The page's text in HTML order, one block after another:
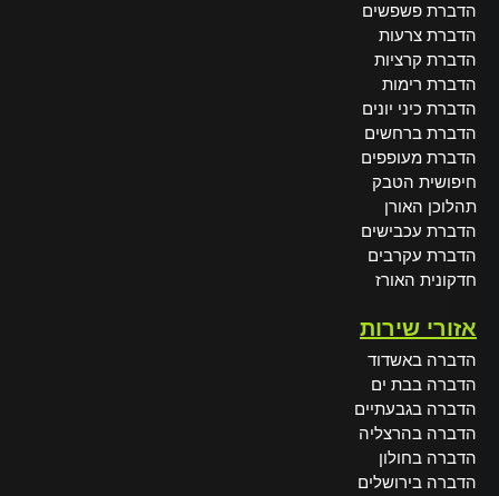
הדברת פשפשים
הדברת צרעות
הדברת קרציות
הדברת רימות
הדברת כיני יונים
הדברת ברחשים
הדברת מעופפים
חיפושית הטבק
תהלוכן האורן
הדברת עכבישים
הדברת עקרבים
חדקונית האורז
אזורי שירות
הדברה באשדוד
הדברה בבת ים
הדברה בגבעתיים
הדברה בהרצליה
הדברה בחולון
הדברה בירושלים